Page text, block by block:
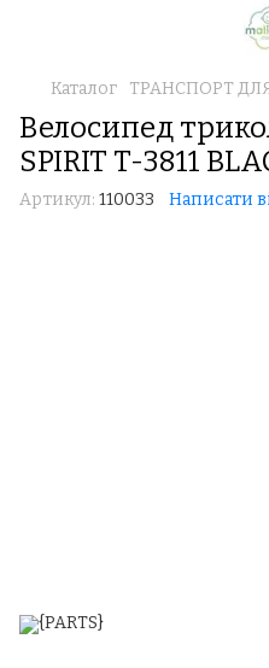
Каталог ТРАНСПОРТ
Велосипед
SPIRIT T-3811
Артикул: 110033 Написати